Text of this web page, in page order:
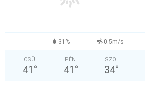
31% 0.5m/s
CSÜ
41 °
PÉN
41 °
SZO
34°